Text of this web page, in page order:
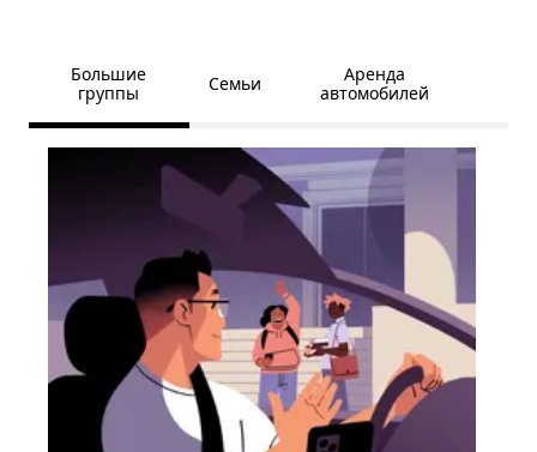
Большие
группы
Семьи
Аренда
автомобилей